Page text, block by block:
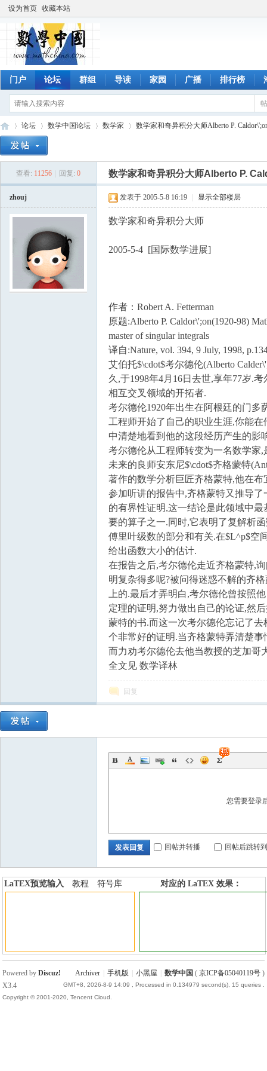
设为首页 收藏本站
门户 论坛 群组 导读 家园 广播 排行榜
论坛
›
数学中国论坛 数学家
›
数学家和奇异积分大师Alberto P.
查看: 11256 回复: 0 数学家和奇异积分大师Alberto P.
zhouj 发表于 2005-5-8 16:19 显示全部楼层
数学家和奇异积分大师
2005-5-4 [国际数学进展]
作者：Robert A. Fetterman
原题:Alberto P. Caldor\';on(1920-98)
master of singular integrals
译自:Nature, vol. 394, 9 July, 1998,
艾伯托$\cdot$考尔德伦(Alberto
久,于1998年4月16日去世,享年77岁.
相互交叉领域的开拓者.
考尔德伦1920年出生在阿根廷的门
工程师开始了自己的职业生涯,你能
中清楚地看到他的这段经历产生的影
考尔德伦从工程师转变为一名数学家
未来的良师安东尼$\cdot$齐格蒙特
著作的数学分析巨匠齐格蒙特,他在
参加听讲的报告中,齐格蒙特又推导
的有界性证明,这一结论是此领域中
要的算子之一.同时,它表明了复解析
傅里叶级数的部分和有关.在$L^p$空
给出函数大小的估计.
在报告之后,考尔德伦走近齐格蒙特,
明复杂得多呢?被问得迷惑不解的齐
上的.最后才弄明白,考尔德伦曾按照
定理的证明,努力做出自己的论证,然
蒙特的书.而这一次考尔德伦忘记了
个非常好的证明.当齐格蒙特弄清楚
而力劝考尔德伦去他当教授的芝加哥
全文见 数学译林
回复
您需要登录
发表回复 回帖并转播 回帖后跳转
LaTEX预览输入 教程
符号库
对应的 LaTEX 效果：
Archiver 手机版 小黑屋 数学中国 ( 京ICP备05040119号)
GMT+8, 2026-8-9 14:09 , Processed in 0.134979 second(s), 15 queries .
Powered byDiscuz!
X3.4
Copyright © 2001-2020, Tencent Cloud.